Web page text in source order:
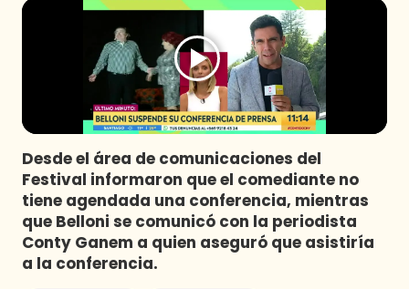
Desde el área de comunicaciones del
Festival informaron que el comediante no
tiene agendada una conferencia, mientras
que Belloni se comunicó con la periodista
Conty Ganem a quien aseguró que asistiría
a la conferencia.
Programas
Club De La Comedia
Contigo en Directo
Plan Perfecto
El Tiempo
Sabingo
Todos Los Programas